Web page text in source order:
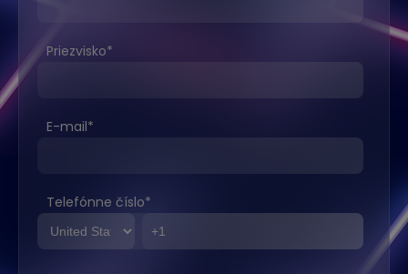
Priezvisko*
E-mail*
Telefónne číslo*